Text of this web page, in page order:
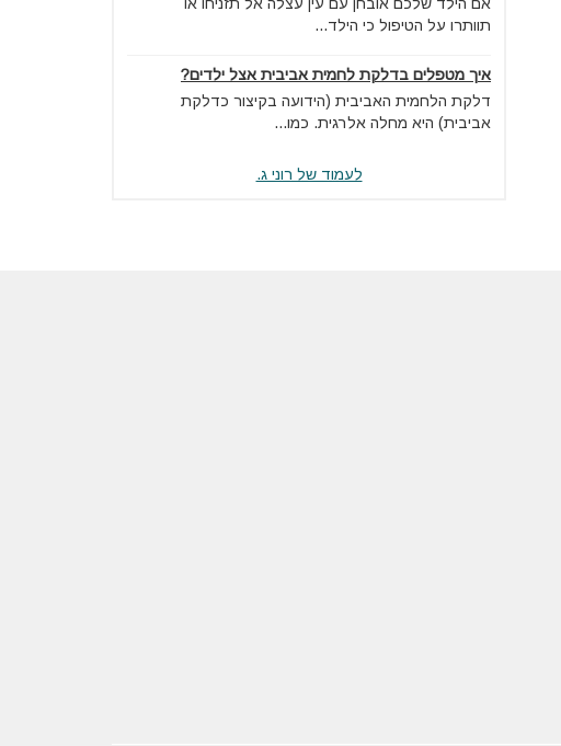
אם הילד שלכם אובחן עם עין עצלה אל תזניחו או
תוותרו על הטיפול כי הילד...
איך מטפלים בדלקת לחמית אביבית אצל ילדים?
דלקת הלחמית האביבית (הידועה בקיצור כדלקת
אביבית) היא מחלה אלרגית. כמו...
לעמוד של רוני ג.